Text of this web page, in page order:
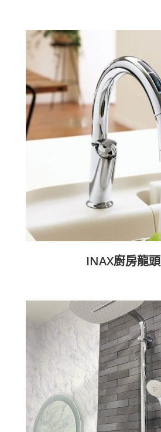
INAX廚房龍頭